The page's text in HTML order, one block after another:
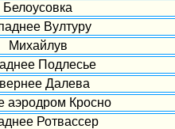
Белоусовка
Вултуру
Михайлув
Подлесье
Далева
аэродром Кросно
Ротвассер